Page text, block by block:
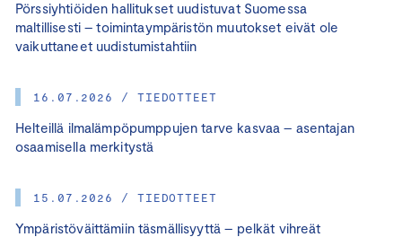
Pörssiyhtiöiden hallitukset uudistuvat Suomessa
maltillisesti – toimintaympäristön muutokset eivät ole
vaikuttaneet uudistumistahtiin
16.07.2026 / TIEDOTTEET
Helteillä ilmalämpöpumppujen tarve kasvaa – asentajan
osaamisella merkitystä
15.07.2026 / TIEDOTTEET
Ympäristöväittämiin täsmällisyyttä – pelkät vihreät